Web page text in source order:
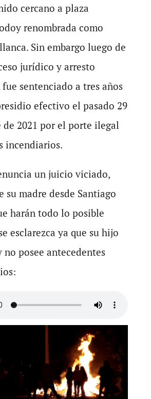
cercano a plaza
renombrada como
Sin embargo luego de
jurídico y arresto
sentenciado a tres años
efectivo el pasado 29
de 2021 por el porte ilegal
incendiarios.
un juicio viciado,
su madre desde Santiago
harán todo lo posible
esclarezca ya que su hijo
no posee antecedentes